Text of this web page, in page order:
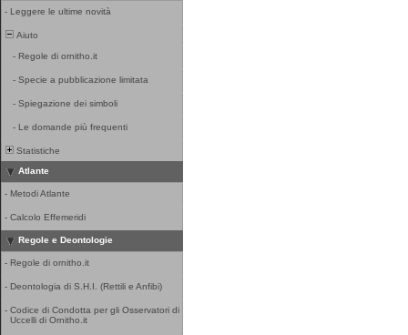
- Leggere le ultime novità
Aiuto
- Regole di ornitho.it
- Specie a pubblicazione limitata
- Spiegazione dei simboli
- Le domande più frequenti
Statistiche
Atlante
- Metodi Atlante
- Calcolo Effemeridi
Regole e Deontologie
- Regole di ornitho.it
- Deontologia di S.H.I. (Rettili e Anfibi)
- Codice di Condotta per gli Osservatori di
Uccelli di Ornitho.it